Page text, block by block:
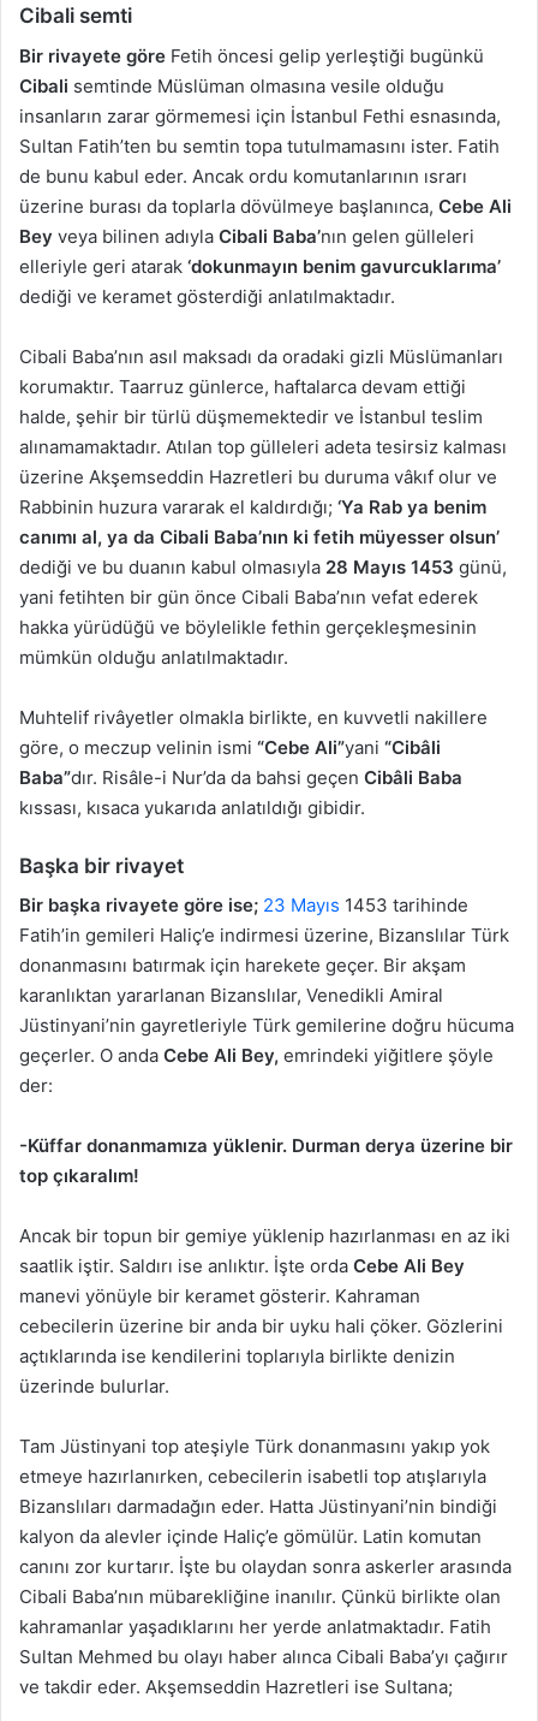
Cibali semti
Bir rivayete göre Fetih öncesi gelip yerleştiği bugünkü
Cibali semtinde Müslüman olmasına vesile olduğu
insanların zarar görmemesi için İstanbul Fethi esnasında,
Sultan Fatih’ten bu semtin topa tutulmamasını ister. Fatih
de bunu kabul eder. Ancak ordu komutanlarının ısrarı
üzerine burası da toplarla dövülmeye başlanınca, Cebe Ali
Bey veya bilinen adıyla Cibali Baba’nın gelen gülleleri
elleriyle geri atarak ‘dokunmayın benim gavurcuklarıma’
dediği ve keramet gösterdiği anlatılmaktadır.
Cibali Baba’nın asıl maksadı da oradaki gizli Müslümanları
korumaktır. Taarruz günlerce, haftalarca devam ettiği
halde, şehir bir türlü düşmemektedir ve İstanbul teslim
alınamamaktadır. Atılan top gülleleri adeta tesirsiz kalması
üzerine Akşemseddin Hazretleri bu duruma vâkıf olur ve
Rabbinin huzura vararak el kaldırdığı; ‘Ya Rab ya benim
canımı al, ya da Cibali Baba’nın ki fetih müyesser olsun’
dediği ve bu duanın kabul olmasıyla 28 Mayıs 1453 günü,
yani fetihten bir gün önce Cibali Baba’nın vefat ederek
hakka yürüdüğü ve böylelikle fethin gerçekleşmesinin
mümkün olduğu anlatılmaktadır.
Muhtelif rivâyetler olmakla birlikte, en kuvvetli nakillere
göre, o meczup velinin ismi “Cebe Ali”yani “Cibâli
Baba”dır. Risâle-i Nur’da da bahsi geçen Cibâli Baba
kıssası, kısaca yukarıda anlatıldığı gibidir.
Başka bir rivayet
Bir başka rivayete göre ise; 23 Mayıs 1453 tarihinde
Fatih’in gemileri Haliç’e indirmesi üzerine, Bizanslılar Türk
donanmasını batırmak için harekete geçer. Bir akşam
karanlıktan yararlanan Bizanslılar, Venedikli Amiral
Jüstinyani’nin gayretleriyle Türk gemilerine doğru hücuma
geçerler. O anda Cebe Ali Bey, emrindeki yiğitlere şöyle
der:
-Küffar donanmamıza yüklenir. Durman derya üzerine bir
top çıkaralım!
Ancak bir topun bir gemiye yüklenip hazırlanması en az iki
saatlik iştir. Saldırı ise anlıktır. İşte orda Cebe Ali Bey
manevi yönüyle bir keramet gösterir. Kahraman
cebecilerin üzerine bir anda bir uyku hali çöker. Gözlerini
açtıklarında ise kendilerini toplarıyla birlikte denizin
üzerinde bulurlar.
Tam Jüstinyani top ateşiyle Türk donanmasını yakıp yok
etmeye hazırlanırken, cebecilerin isabetli top atışlarıyla
Bizanslıları darmadağın eder. Hatta Jüstinyani’nin bindiği
kalyon da alevler içinde Haliç’e gömülür. Latin komutan
canını zor kurtarır. İşte bu olaydan sonra askerler arasında
Cibali Baba’nın mübarekliğine inanılır. Çünkü birlikte olan
kahramanlar yaşadıklarını her yerde anlatmaktadır. Fatih
Sultan Mehmed bu olayı haber alınca Cibali Baba’yı çağırır
ve takdir eder. Akşemseddin Hazretleri ise Sultana;